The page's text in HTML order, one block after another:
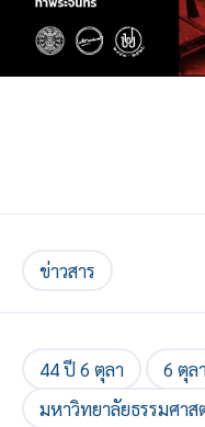
ข่าวสาร
44 ปี 6 ตุลา
6 ตุล
มหาวิทยาลัยธรรมศาส